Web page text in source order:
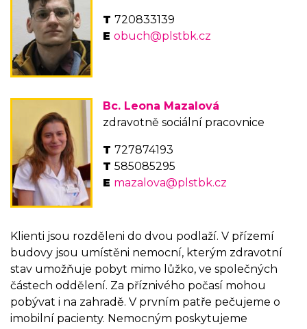
720833139
obuch@plstbk.cz
Bc. Leona Mazalová
zdravotně sociální pracovnice
727874193
585085295
mazalova@plstbk.cz
Klienti jsou rozděleni do dvou podlaží. V přízemí
budovy jsou umístěni nemocní, kterým zdravotní
stav umožňuje pobyt mimo lůžko, ve společných
částech oddělení. Za příznivého počasí mohou
pobývat i na zahradě. V prvním patře pečujeme o
imobilní pacienty. Nemocným poskytujeme